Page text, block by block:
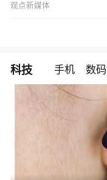
观点新媒体
科技 手机 数码